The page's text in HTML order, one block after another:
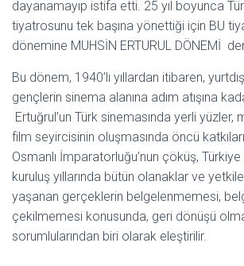
dayanamayıp istifa etti. 25 yıl boyunca
tiyatrosunu tek başına yönettiği için BU
dönemine MUHSİN ERTURUL DÖNEMİ
Bu dönem, 1940’lı yıllardan itibaren,
gençlerin sinema alanına adım atışına
Ertuğrul’un Türk sinemasında yerli yüzler,
film seyircisinin oluşmasında öncü
Osmanlı İmparatorluğu’nun çöküş, Türkiye
kuruluş yıllarında bütün olanaklar ve
yaşanan gerçeklerin belgelenmemesi,
çekilmemesi konusunda, geri dönüşü
sorumlularından biri olarak eleştirilir.